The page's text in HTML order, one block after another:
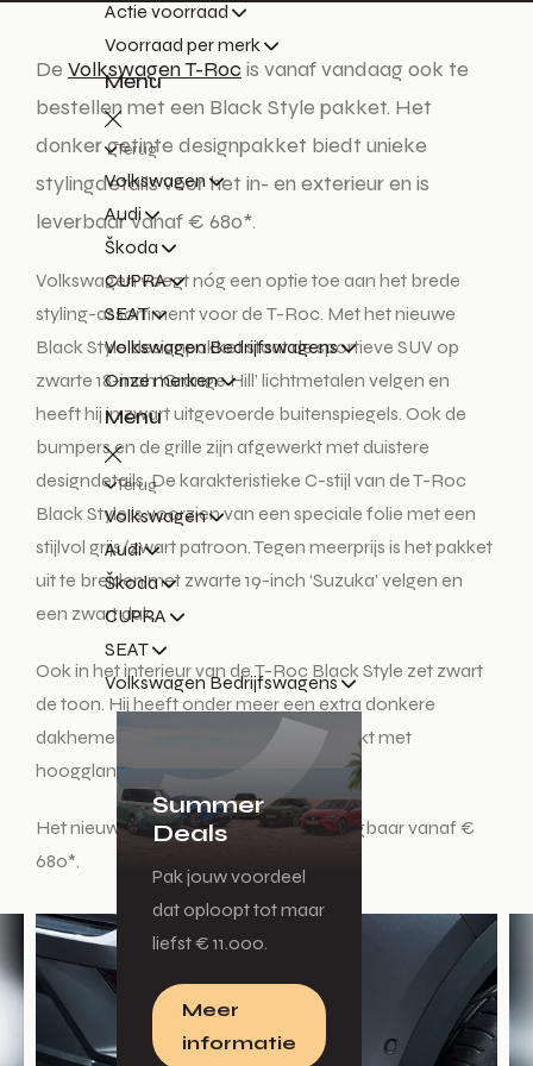
Actie voorraad
Voorraad per merk
Menu
Terug
Volkswagen
Audi
Škoda
CUPRA
SEAT
Volkswagen Bedrijfswagens
Onze merken
Menu
Terug
Volkswagen
Audi
Škoda
CUPRA
SEAT
Volkswagen Bedrijfswagens
Summer
Deals
Pak jouw voordeel
dat oploopt tot maar
liefst € 11.000.
Meer
informatie
De Volkswagen T-Roc is vanaf vandaag ook te
bestellen met een Black Style pakket. Het
donker getinte designpakket biedt unieke
stylingdetails voor het in- en exterieur en is
leverbaar vanaf € 680*.
Volkswagen voegt nóg een optie toe aan het brede
styling-assortiment voor de T-Roc. Met het nieuwe
Black Style designpakket staat de sportieve SUV op
zwarte 18-inch ‘Grange Hill’ lichtmetalen velgen en
heeft hij in zwart uitgevoerde buitenspiegels. Ook de
bumpers en de grille zijn afgewerkt met duistere
designdetails. De karakteristieke C-stijl van de T-Roc
Black Style is voorzien van een speciale folie met een
stijlvol grijs/zwart patroon. Tegen meerprijs is het pakket
uit te breiden met zwarte 19-inch ‘Suzuka’ velgen en
een zwart dak.
Ook in het interieur van de T-Roc Black Style zet zwart
de toon. Hij heeft onder meer een extra donkere
dakhemel en het dashboard is afgewerkt met
hoogglans zwarte panelen.
Het nieuwe Black Style pakket is verkrijgbaar vanaf €
680*.